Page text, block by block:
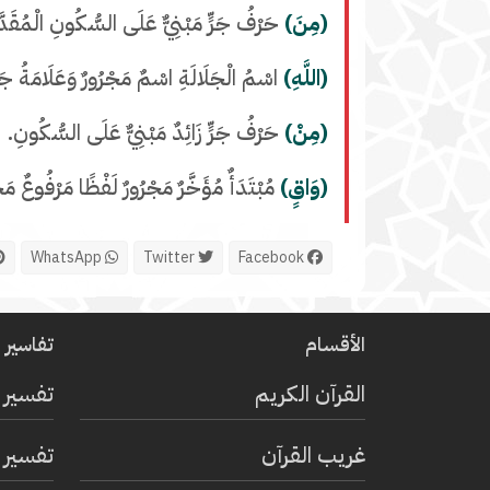
(مِنَ) حَرْفُ جَرٍّ مَبْنِيٌّ عَلَى السُّكُونِ الْمُقَدَّرِ
(اللَّهِ) اسْمُ الْجَلَالَةِ اسْمٌ مَجْرُورٌ وَعَلَامَةُ
(مِنْ) حَرْفُ جَرٍّ زَائِدٌ مَبْنِيٌّ عَلَى السُّكُونِ.
(وَاقٍ) مُبْتَدَأٌ مُؤَخَّرٌ مَجْرُورٌ لَفْظًا مَرْفُوعٌ
Facebook
Twitter
الأقسام
القرآن الكريم
غريب القرآن
تفسير